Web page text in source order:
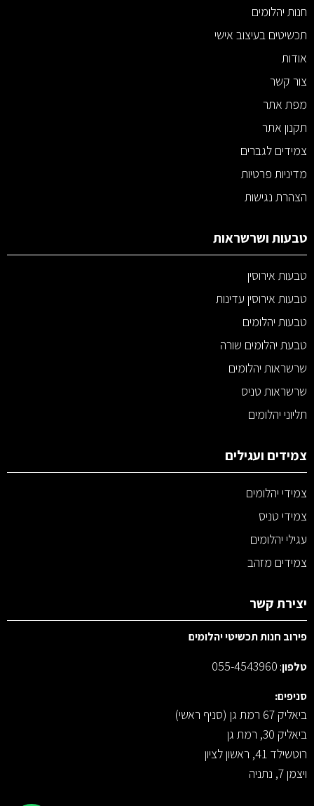
חנות יהלומים
תכשיטים בעיצוב אישי
אודות
צור קשר
מפת אתר
תקנון אתר
צמידים לגברים
מדיניות פרטיות
הצהרת נגישות
טבעות ושרשראות
טבעות אירוסין
טבעות אירוסין עדינות
טבעות יהלומים
טבעת יהלומים שורה
שרשראות יהלומים
שרשראות טניס
תליוני יהלומים
צמידים ועגילים
צמידי יהלומים
צמידי טניס
עגילי יהלומים
צמידים מזהב
יצירת קשר
פירוב חנות תכשיטי יהלומים
טלפון:
055-4543960
סניפים:
ביאליק 67 רמת גן (סניף ראשי)
ביאליק 30, רמת גן
רוטשילד 41, ראשון לציון
ויצמן 7, נתניה